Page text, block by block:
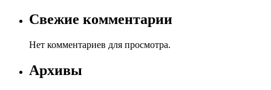
Свежие комментарии
Нет комментариев для просмотра.
Архивы